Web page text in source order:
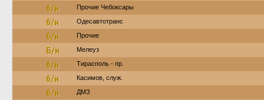
б/н Прочие Чебоксары
б/н Одесавтотранс
б/н Прочие
Б/н Мелеуз
б/н Тирасполь - пр.
б/н Касимов, служ.
б/н ДМЗ